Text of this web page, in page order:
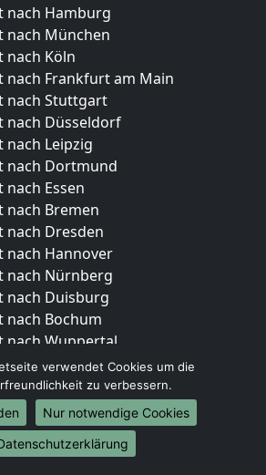
nach Hamburg
nach München
nach Köln
nach Frankfurt am Main
nach Stuttgart
nach Düsseldorf
Leipzig
nach Dortmund
Essen
nach Bremen
nach Dresden
nach Hannover
nach Nürnberg
nach Duisburg
nach Bochum
nach Wuppertal
nach Bielefeld
nach Bonn
nach Münster
Umzüge
verwendet Cookies um die
zu verbessern.
Nur notwendige Cookies